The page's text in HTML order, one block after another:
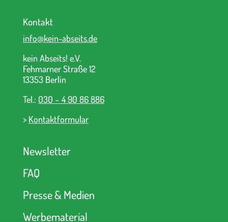
Kontakt
info@kein-abseits.de
kein Abseits! e.V.
Fehmarner Straße 12
13353 Berlin
Tel.: 030 – 4 90 86 886
> Kontaktformular
Newsletter
FAQ
Presse & Medien
Werbematerial